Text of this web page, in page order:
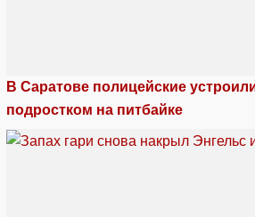
В Саратове полицейские
подростком на питбайке